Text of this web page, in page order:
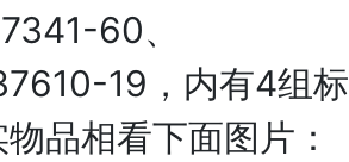
60、
19，内有4组标
品相看下面图片：